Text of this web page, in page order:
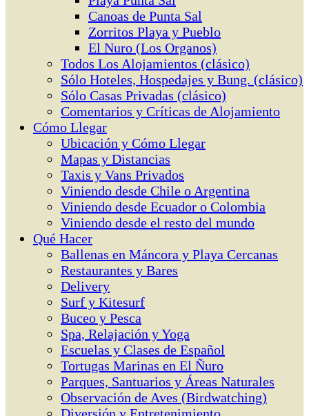
Canoas de Punta Sal
Zorritos Playa y Pueblo
El Nuro (Los Organos)
Todos Los Alojamientos (clásico)
Sólo Hoteles, Hospedajes y Bung. (clásico)
Sólo Casas Privadas (clásico)
Comentarios y Críticas de Alojamiento
Cómo Llegar
Ubicación y Cómo Llegar
Mapas y Distancias
Taxis y Vans Privados
Viniendo desde Chile o Argentina
Viniendo desde Ecuador o Colombia
Viniendo desde el resto del mundo
Qué Hacer
Ballenas en Máncora y Playa Cercanas
Restaurantes y Bares
Delivery
Surf y Kitesurf
Buceo y Pesca
Spa, Relajación y Yoga
Escuelas y Clases de Español
Tortugas Marinas en El Ñuro
Parques, Santuarios y Áreas Naturales
Observación de Aves (Birdwatching)